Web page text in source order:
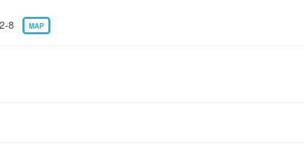
8
MAP